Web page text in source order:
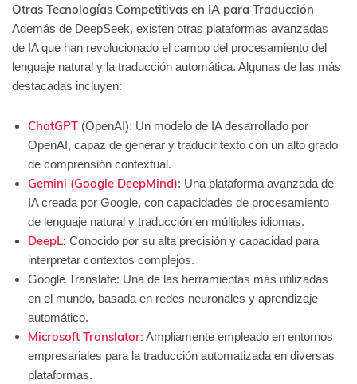
Otras Tecnologías Competitivas en IA para Traducción
Además de DeepSeek, existen otras plataformas avanzadas
de IA que han revolucionado el campo del procesamiento del
lenguaje natural y la traducción automática. Algunas de las más
destacadas incluyen:
ChatGPT (OpenAI): Un modelo de IA desarrollado por
OpenAI, capaz de generar y traducir texto con un alto grado
de comprensión contextual.
Gemini (Google DeepMind): Una plataforma avanzada de
IA creada por Google, con capacidades de procesamiento
de lenguaje natural y traducción en múltiples idiomas.
DeepL: Conocido por su alta precisión y capacidad para
interpretar contextos complejos.
Google Translate: Una de las herramientas más utilizadas
en el mundo, basada en redes neuronales y aprendizaje
automático.
Microsoft Translator: Ampliamente empleado en entornos
empresariales para la traducción automatizada en diversas
plataformas.